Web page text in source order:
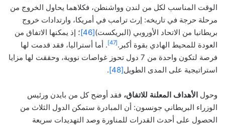
الوقت المناسب لكل من لندن وواشنطن، فكلاهما يحاول الخروج من
مرحلة حرجة في تاريخه: إرث ترامب في أمريكا، وارتدادات خروج
بريطانيا من الاتحاد الأوروبي (البريكست)[46]
؛ إذ يمكنها الاتفاق من
العودة للمحيط الهادي بقوة أكبر.[47]
. أما أستراليا، فقد قدمت لها
فرصة لتكون واحدة من 7 دول تحوز غواصات نووية، وحققت لها مزايا
استراتيجية على المدى الطويل[48]
.
وحول الأهداف المعلنة للاتفاق، فقد أوضح كل من بايدن ورئيس
الوزراء البريطاني جونسون: أن المبادرة ستمكن الدول الثلاث من
الحصول على أحدث القدرات للمناورة وصد التهديدات سريعة